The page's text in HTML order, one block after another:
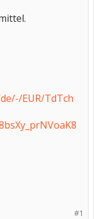
EUR/TdTch
#1